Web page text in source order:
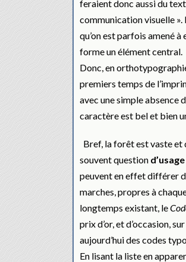
feraient donc aussi du
communication visuelle ».
qu’on est parfois amené
forme un élément central.
Donc, en
premiers temps de
avec une simple absence
caractère est bel et bien
Bref, la forêt est vaste et
souvent question d’usage
peuvent en effet différer
marches, propres à
longtemps existant, le
prix d’or, et d’occasion,
aujourd’hui des codes
En lisant la liste en